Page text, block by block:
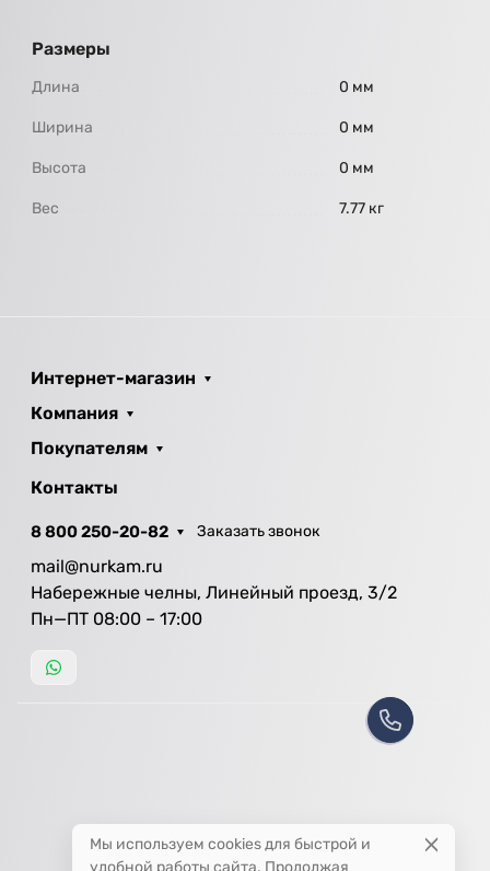
Размеры
Длина 0 мм
Ширина 0 мм
Высота 0 мм
Вес 7.77 кг
Интернет-магазин
Компания
Покупателям
Контакты
8 800 250-20-82 Заказать звонок
mail@nurkam.ru
Набережные челны, Линейный проезд, 3/2
Пн—ПТ 08:00 – 17:00
Мы используем cookies для быстрой и
удобной работы сайта. Продолжая